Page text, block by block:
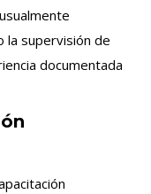
la supervisión de
documentada